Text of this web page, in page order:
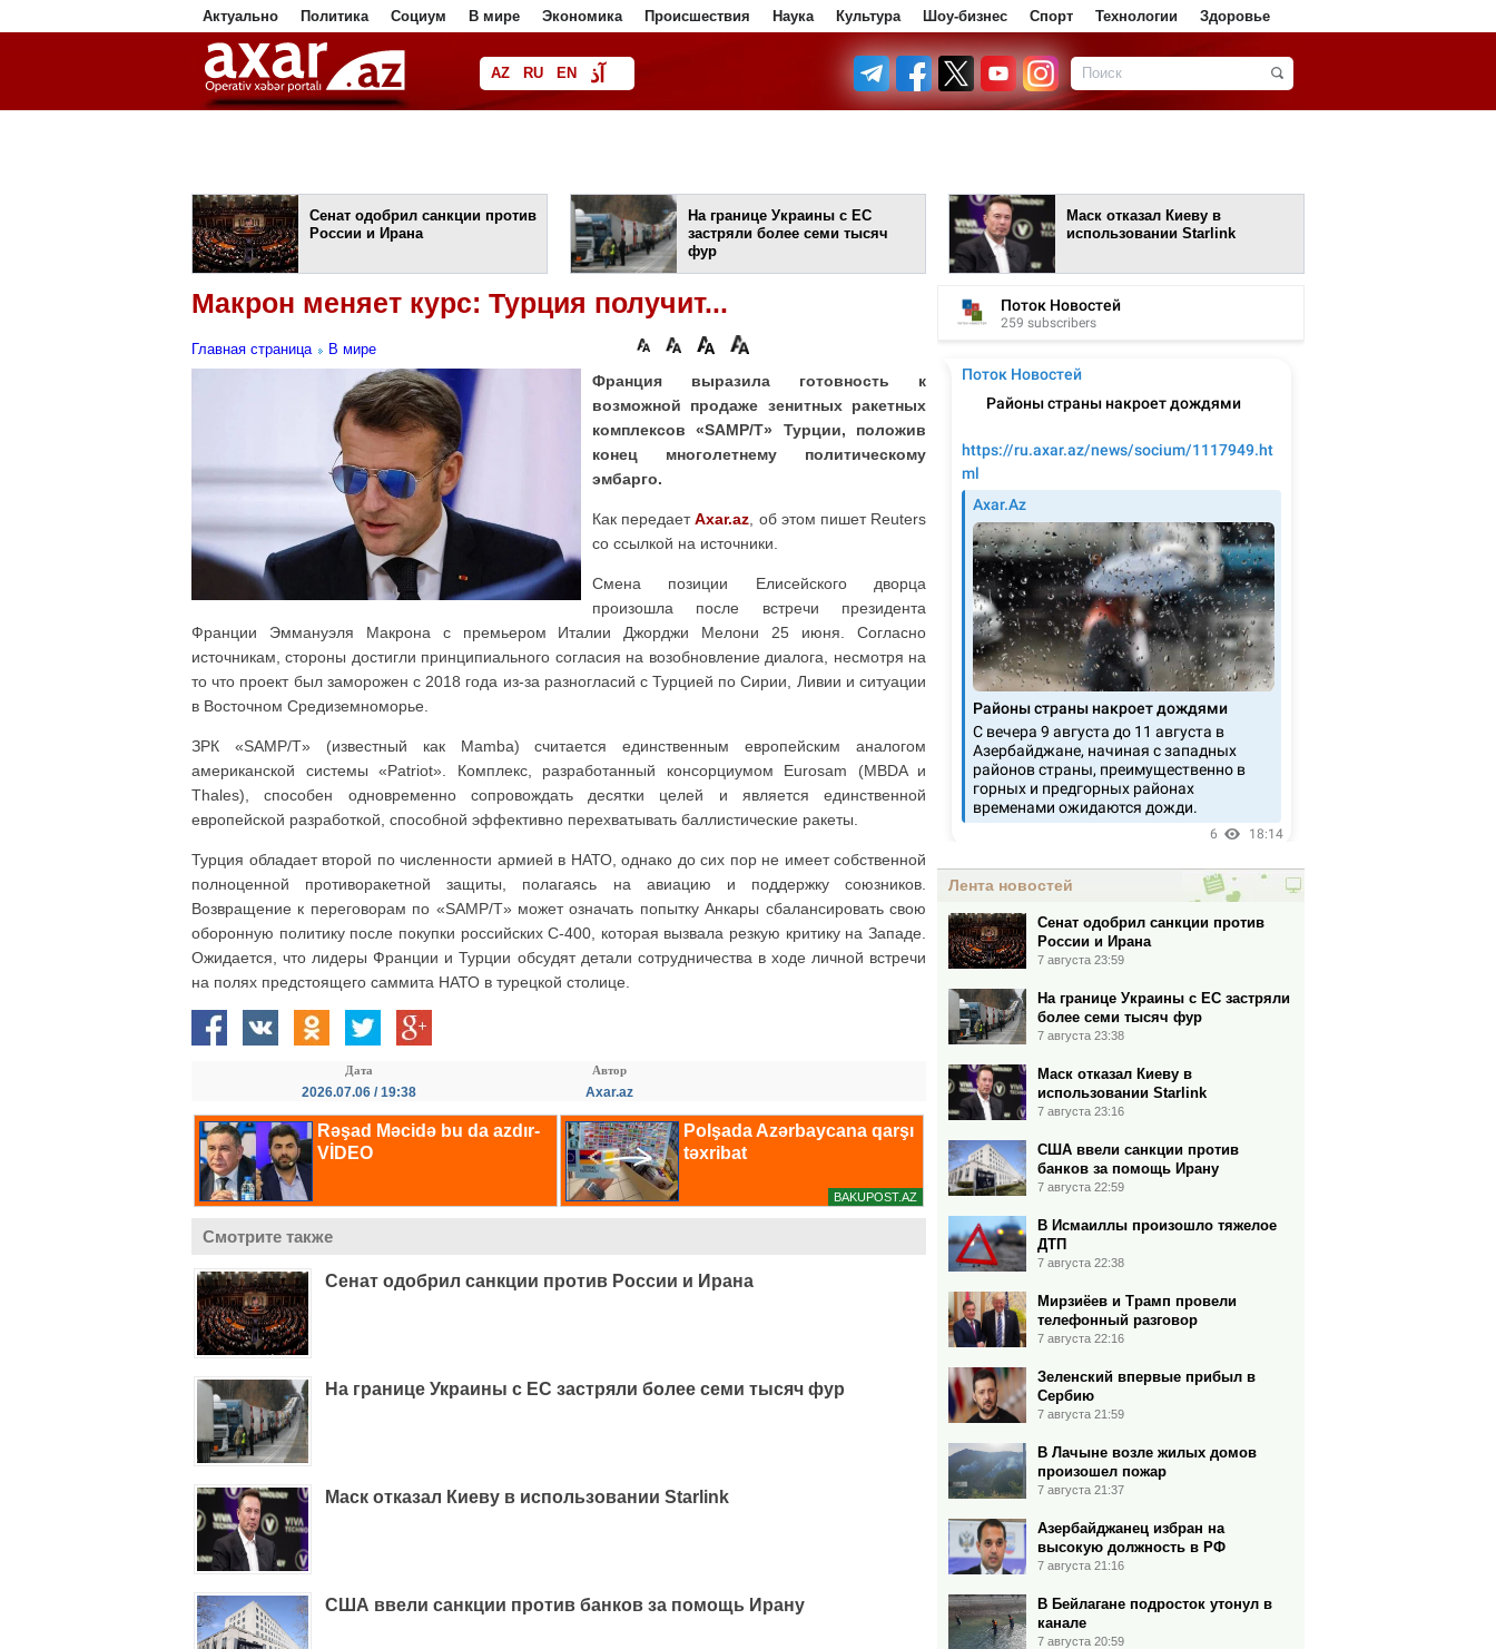
Актуально Политика Социум В мире Экономика Происшествия Наука Культура Шоу-бизнес Спорт Технологии Здоровье
AZ RU EN آذ
فا
Сенат одобрил санкции против
России и Ирана
На границе Украины с ЕС
застряли более семи тысяч
фур
Маск отказал Киеву в
использовании Starlink
Макрон меняет курс: Турция получит...
Главная страница В мире
Франция выразила готовность к
возможной продаже зенитных ракетных
комплексов «SAMP/T» Турции, положив
конец многолетнему политическому
эмбарго.
Как передаетAxar.az , об этом пишет Reuters
со ссылкой на источники.
Смена позиции Елисейского дворца
произошла после встречи президента
Франции Эммануэля Макрона с премьером Италии Джорджи Мелони 25 июня. Согласно
источникам, стороны достигли принципиального согласия на возобновление диалога, несмотря на
то что проект был заморожен с 2018 года из-за разногласий с Турцией по Сирии, Ливии и ситуации
в Восточном Средиземноморье.
ЗРК «SAMP/T» (известный как Mamba) считается единственным европейским аналогом
американской системы «Patriot». Комплекс, разработанный консорциумом Eurosam (MBDA и
Thales), способен одновременно сопровождать десятки целей и является единственной
европейской разработкой, способной эффективно перехватывать баллистические ракеты.
Турция обладает второй по численности армией в НАТО, однако до сих пор не имеет собственной
полноценной противоракетной защиты, полагаясь на авиацию и поддержку союзников.
Возвращение к переговорам по «SAMP/T» может означать попытку Анкары сбалансировать свою
оборонную политику после покупки российских С-400, которая вызвала резкую критику на Западе.
Ожидается, что лидеры Франции и Турции обсудят детали сотрудничества в ходе личной встречи
на полях предстоящего саммита НАТО в турецкой столице.
Дата
2026.07.06 / 19:38
Автор
Axar.az
Смотрите также
Сенат одобрил санкции против России и Ирана
На границе Украины с ЕС застряли более семи тысяч фур
Маск отказал Киеву в использовании Starlink
США ввели санкции против банков за помощь Ирану
Лента новостей
Сенат одобрил санкции против
России и Ирана
7 августа 23:59
На границе Украины с ЕС застряли
более семи тысяч фур
7 августа 23:38
Маск отказал Киеву в
использовании Starlink
7 августа 23:16
США ввели санкции против
банков за помощь Ирану
7 августа 22:59
В Исмаиллы произошло тяжелое
ДТП
7 августа 22:38
Мирзиёев и Трамп провели
телефонный разговор
7 августа 22:16
Зеленский впервые прибыл в
Сербию
7 августа 21:59
В Лачыне возле жилых домов
произошел пожар
7 августа 21:37
Азербайджанец избран на
высокую должность в РФ
7 августа 21:16
В Бейлагане подросток утонул в
канале
7 августа 20:59